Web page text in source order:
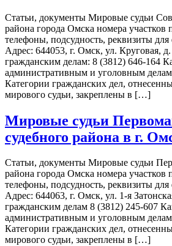
Статьи, документы Мировые судьи
района города Омска номера участков
телефоны, подсудность, реквизиты
Адрес: 644053, г. Омск, ул. Круговая,
гражданским делам: 8 (3812) 646-164
административным и уголовным
Категории гражданских дел,
мирового судьи, закреплены в […]
Мировые судьи
судебного района в г.
Статьи, документы Мировые судьи
района города Омска номера участков
телефоны, подсудность, реквизиты
Адрес: 644063, г. Омск, ул. 1-я
гражданским делам 8 (3812) 245-607
административным и уголовным
Категории гражданских дел,
мирового судьи, закреплены в […]